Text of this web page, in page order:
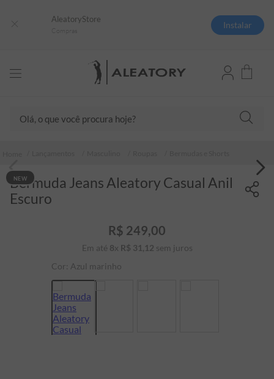
AleatoryStore
Instalar
NEW
Bermuda Jeans Aleatory Casual Anil
Escuro
R$ 249,00
Em até 8x R$ 31 ,12 sem juros
Cor: Azul marinho
2º
camiseta listrada
4º
camiseta
5º
pima